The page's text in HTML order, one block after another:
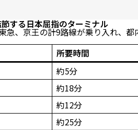
する日本屈指のターミナル
急、京王の計9路線が乗り入れ、
所要時間
約5分
約18分
約12分
約25分